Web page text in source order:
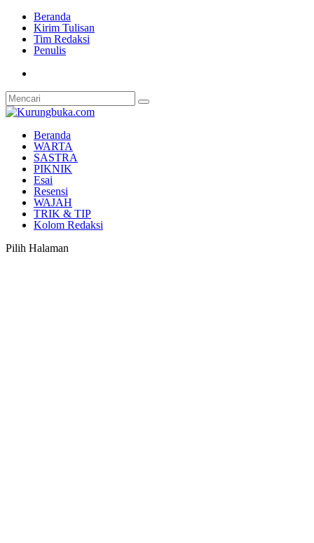
Beranda
Kirim Tulisan
Tim Redaksi
Penulis
Beranda
WARTA
SASTRA
PIKNIK
Esai
Resensi
WAJAH
TRIK & TIP
Kolom Redaksi
Pilih Halaman